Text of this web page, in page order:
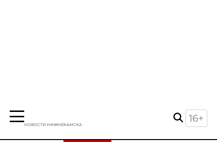
НОВОСТИ НИЖНЕКАМСКА
16+